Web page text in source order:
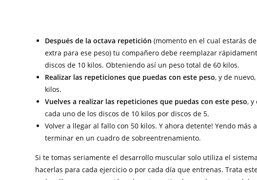
Después de la octava repetición (momento en el cual estarás
extra para ese peso) tu compañero debe reemplazar
discos de 10 kilos. Obteniendo así un peso total de 60 kilos.
Realizar las repeticiones que puedas con este peso, y de
kilos.
Vuelves a realizar las repeticiones que puedas con este peso, y
cada uno de los discos de 10 kilos por discos de 5.
Volver a llegar al fallo con 50 kilos. Y ahora detente! Yendo
terminar en un cuadro de sobreentrenamiento.
Si te tomas seriamente el desarrollo muscular solo utiliza el
hacerlas para cada ejercicio o por cada día que entrenas. Trata